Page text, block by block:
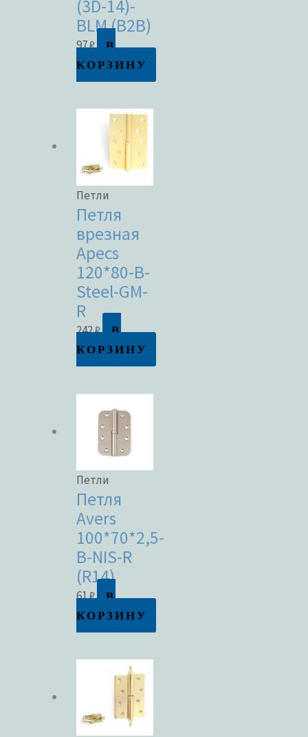
(3D-14)-
BLM (B2B)
97₽
В
КОРЗИНУ
Петли
Петля
врезная
Apecs
120*80-B-
Steel-GM-
R
242₽
В
КОРЗИНУ
Петли
Петля
Avers
100*70*2,5-
B-NIS-R
(R14)
61₽
В
КОРЗИНУ